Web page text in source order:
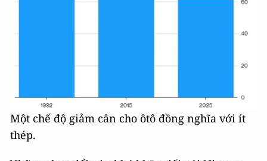
Một chế độ giảm cân cho ôtô đồng nghĩa với ít
thép.